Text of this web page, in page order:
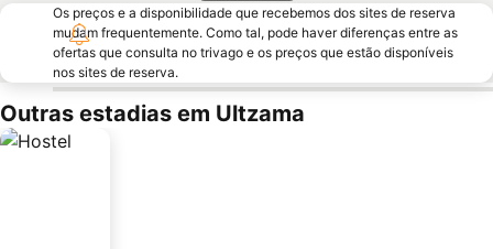
Os preços e a disponibilidade que recebemos dos sites de reserva
mudam frequentemente. Como tal, pode haver diferenças entre as
ofertas que consulta no trivago e os preços que estão disponíveis
nos sites de reserva.
Outras estadias em Ultzama